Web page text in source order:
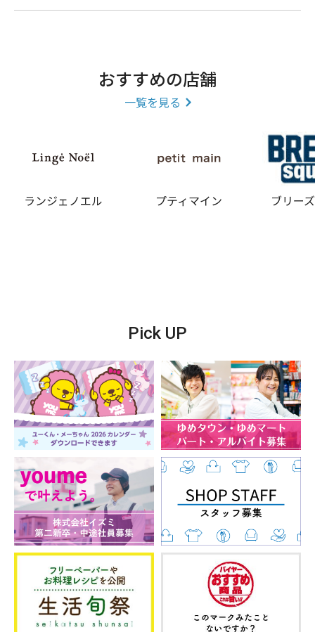
おすすめの店舗
一覧を見る
ランジェノエル プティマイン ブリー
Pick UP